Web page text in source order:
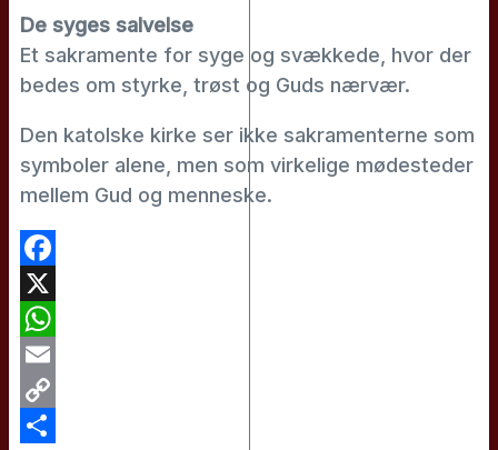
De syges salvelse
Et sakramente for syge og svækkede, hvor der
bedes om styrke, trøst og Guds nærvær.
Den katolske kirke ser ikke sakramenterne som
symboler alene, men som virkelige mødesteder
mellem Gud og menneske.
Facebook
X
WhatsApp
Email
Copy